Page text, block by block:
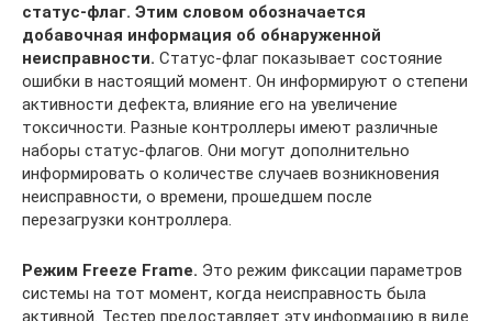
статус-флаг. Этим словом обозначается
добавочная информация об обнаруженной
неисправности. Статус-флаг показывает состояние
ошибки в настоящий момент. Он информируют о степени
активности дефекта, влияние его на увеличение
токсичности. Разные контроллеры имеют различные
наборы статус-флагов. Они могут дополнительно
информировать о количестве случаев возникновения
неисправности, о времени, прошедшем после
перезагрузки контроллера.
Режим Freeze Frame. Это режим фиксации параметров
системы на тот момент, когда неисправность была
активной. Тестер предоставляет эту информацию в виде